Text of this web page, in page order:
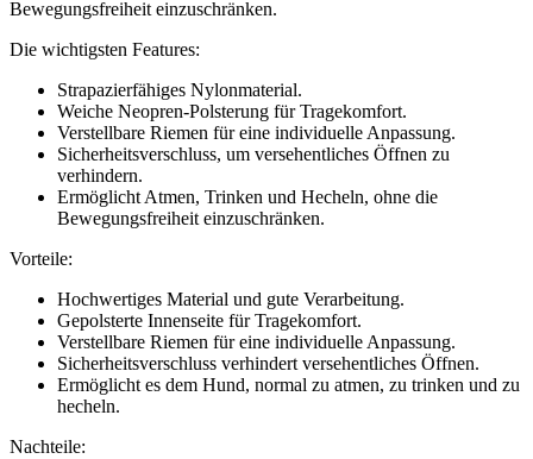
Bewegungsfreiheit einzuschränken.
Die wichtigsten Features:
Strapazierfähiges Nylonmaterial.
Weiche Neopren-Polsterung für Tragekomfort.
Verstellbare Riemen für eine individuelle Anpassung.
Sicherheitsverschluss, um versehentliches Öffnen zu
verhindern.
Ermöglicht Atmen, Trinken und Hecheln, ohne die
Bewegungsfreiheit einzuschränken.
Vorteile:
Hochwertiges Material und gute Verarbeitung.
Gepolsterte Innenseite für Tragekomfort.
Verstellbare Riemen für eine individuelle Anpassung.
Sicherheitsverschluss verhindert versehentliches Öffnen.
Ermöglicht es dem Hund, normal zu atmen, zu trinken und zu
hecheln.
Nachteile: